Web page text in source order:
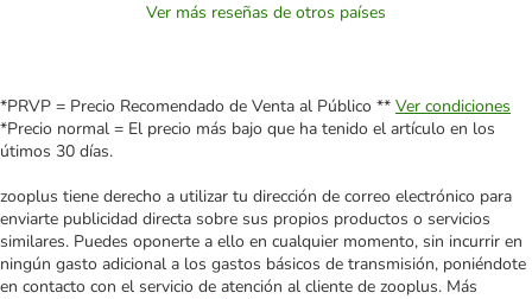
Ver más reseñas de otros países
*PRVP = Precio Recomendado de Venta al Público ** Ver condiciones
*Precio normal = El precio más bajo que ha tenido el artículo en los
útimos 30 días.
zooplus tiene derecho a utilizar tu dirección de correo electrónico para
enviarte publicidad directa sobre sus propios productos o servicios
similares. Puedes oponerte a ello en cualquier momento, sin incurrir en
ningún gasto adicional a los gastos básicos de transmisión, poniéndote
en contacto con el servicio de atención al cliente de zooplus. Más